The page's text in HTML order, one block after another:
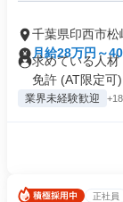
千葉県印西市松
月給28万円～
求めている人
免許 (AT限定可
業界未経験歓迎
正社員